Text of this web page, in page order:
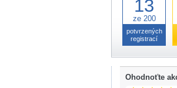
13
ze 200
potvrzených
registrací
Ohodnoťte